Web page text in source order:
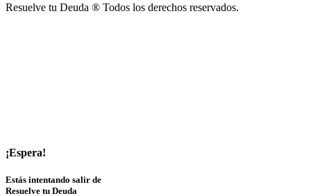
Resuelve tu Deuda ® Todos los derechos reservados.
¡Espera!
Estás intentando salir de
Resuelve tu Deuda